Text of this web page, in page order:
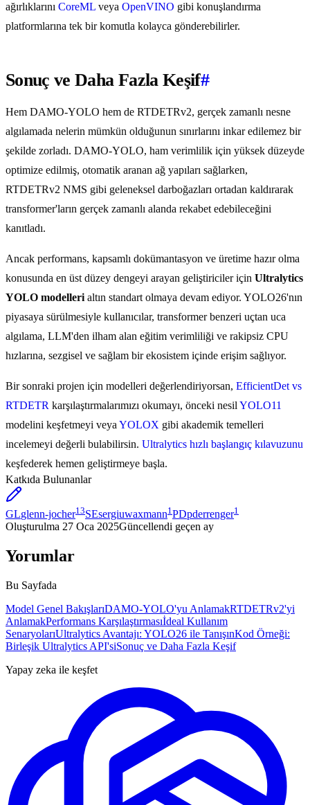
ağırlıklarını CoreML veya OpenVINO gibi konuşlandırma
platformlarına tek bir komutla kolayca gönderebilirler.
Sonuç ve Daha Fazla Keşif#
Hem DAMO-YOLO hem de RTDETRv2, gerçek zamanlı nesne
algılamada nelerin mümkün olduğunun sınırlarını inkar edilemez bir
şekilde zorladı. DAMO-YOLO, ham verimlilik için yüksek düzeyde
optimize edilmiş, otomatik aranan ağ yapıları sağlarken,
RTDETRv2 NMS gibi geleneksel darboğazları ortadan kaldırarak
transformer'ların gerçek zamanlı alanda rekabet edebileceğini
kanıtladı.
Ancak performans, kapsamlı dokümantasyon ve üretime hazır olma
konusunda en üst düzey dengeyi arayan geliştiriciler için Ultralytics
YOLO modelleri altın standart olmaya devam ediyor. YOLO26'nın
piyasaya sürülmesiyle kullanıcılar, transformer benzeri uçtan uca
algılama, LLM'den ilham alan eğitim verimliliği ve rakipsiz CPU
hızlarına, sezgisel ve sağlam bir ekosistem içinde erişim sağlıyor.
Bir sonraki projen için modelleri değerlendiriyorsan, EfficientDet vs
RTDETR karşılaştırmalarımızı okumayı, önceki nesil YOLO11
modelini keşfetmeyi veya YOLOX gibi akademik temelleri
incelemeyi değerli bulabilirsin. Ultralytics hızlı başlangıç kılavuzunu
keşfederek hemen geliştirmeye başla.
Katkıda Bulunanlar
GLglenn-jocher13SEsergiuwaxmann1PDpderrenger1
Oluşturulma 27 Oca 2025Güncellendi geçen ay
Yorumlar
Bu Sayfada
Model Genel BakışlarıDAMO-YOLO'yu AnlamakRTDETRv2'yi
AnlamakPerformans Karşılaştırmasıİdeal Kullanım
SenaryolarıUltralytics Avantajı: YOLO26 ile TanışınKod Örneği:
Birleşik Ultralytics API'siSonuç ve Daha Fazla Keşif
Yapay zeka ile keşfet